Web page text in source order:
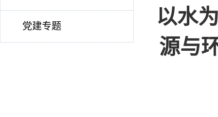
党建专题
以水
源与